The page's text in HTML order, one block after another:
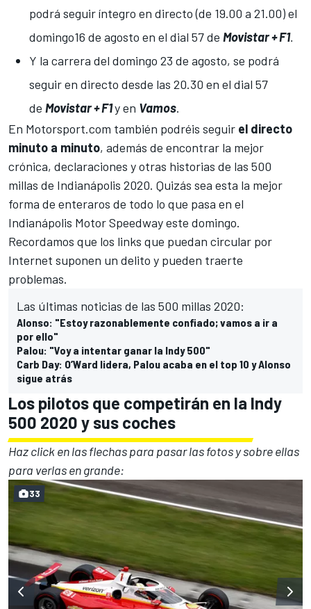
podrá seguir íntegro en directo (de 19.00 a 21.00) el
domingo16 de agosto en el dial 57 de Movistar + F1.
Y la carrera del domingo 23 de agosto, se podrá
seguir en directo desde las 20.30 en el dial 57
de Movistar + F1y en Vamos.
En Motorsport.com también podréis seguir el directo
minuto a minuto, además de encontrar la mejor
crónica, declaraciones y otras historias de las 500
millas de Indianápolis 2020. Quizás sea esta la mejor
forma de enteraros de todo lo que pasa en el
Indianápolis Motor Speedway este domingo.
Recordamos que los links que puedan circular por
Internet suponen un delito y pueden traerte
problemas.
Las últimas noticias de las 500 millas 2020:
Alonso: "Estoy razonablemente confiado; vamos a ir a
por ello"
Palou: "Voy a intentar ganar la Indy 500"
Carb Day: O’Ward lidera, Palou acaba en el top 10 y Alonso
sigue atrás
Los pilotos que competirán en la Indy
500 2020 y sus coches
Haz click en las flechas para pasar las fotos y sobre ellas
para verlas en grande:
33